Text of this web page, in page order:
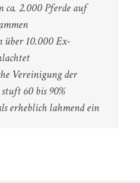
ca. 2.000 Pferde auf
über 10.000 Ex-
Vereinigung der
60 bis 90%
erheblich lahmend ein